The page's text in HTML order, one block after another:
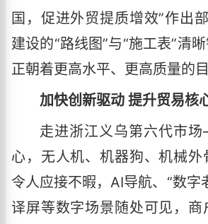
国，促进外贸提质增效”作出
建设的“路线图”与“施工表”清
正朝着更高水平、更高质量的
加快创新驱动 提升贸易核
走进浙江义乌第六代市
心，无人机、机器狗、机械外
令人应接不暇，AI导航、“数字
译屏等数字场景随处可见，商